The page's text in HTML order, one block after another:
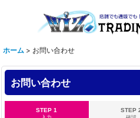
ホーム > お問い合わせ
お問い合わせ
STEP 1
STEP